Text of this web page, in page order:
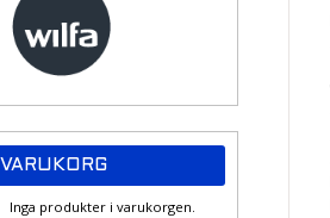
VARUKORG
Inga produkter i varukorgen.